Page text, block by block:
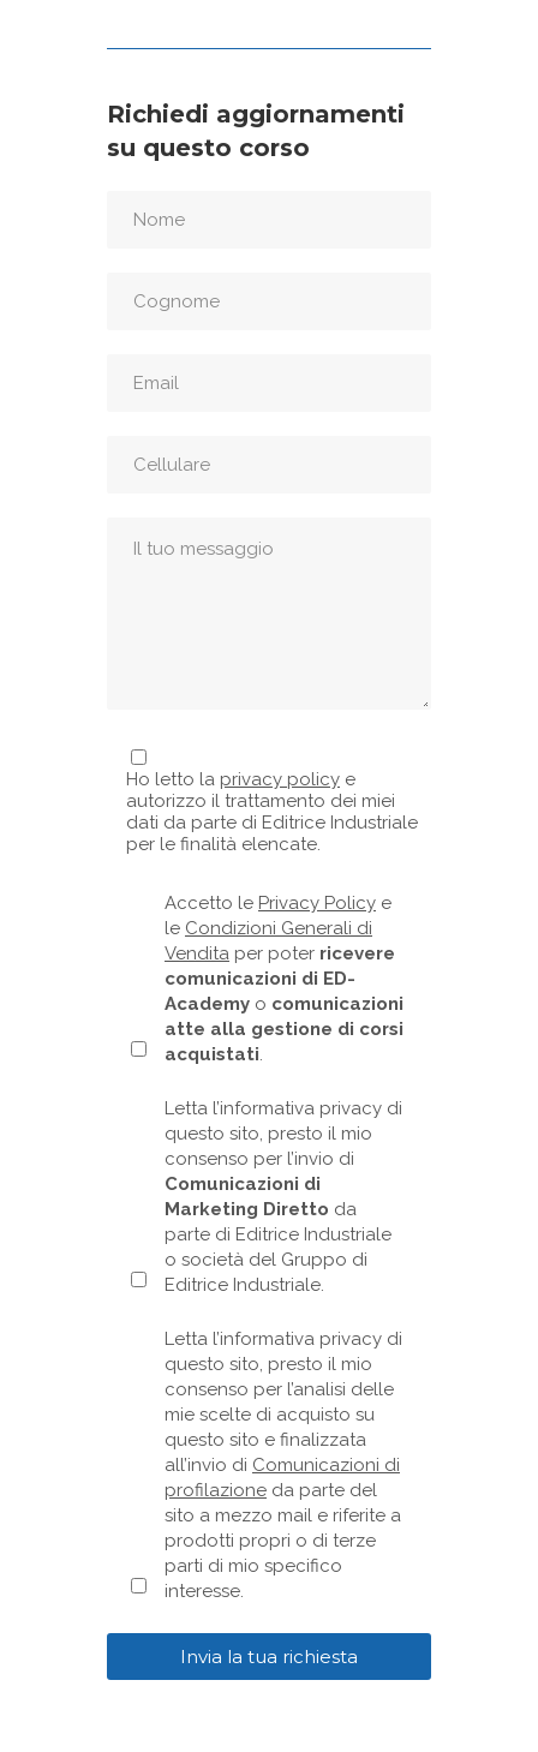
Richiedi aggiornamenti
su questo corso
Ho letto la privacy policy e
autorizzo il trattamento dei miei
dati da parte di Editrice Industriale
per le finalità elencate.
Accetto le Privacy Policy e
le Condizioni Generali di
Vendita per poter ricevere
comunicazioni di ED-
Academy o comunicazioni
atte alla gestione di corsi
acquistati.
Letta l’informativa privacy di
questo sito, presto il mio
consenso per l’invio di
Comunicazioni di
Marketing Diretto da
parte di Editrice Industriale
o società del Gruppo di
Editrice Industriale.
Letta l’informativa privacy di
questo sito, presto il mio
consenso per l’analisi delle
mie scelte di acquisto su
questo sito e finalizzata
all’invio di Comunicazioni di
profilazione da parte del
sito a mezzo mail e riferite a
prodotti propri o di terze
parti di mio specifico
interesse.